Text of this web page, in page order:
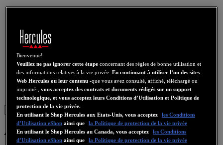
Stream
Audio sans fil
Enceintes
Contrôleurs DJ
Casques DJ
Enceintes DJ
Ancienne collection
Webcams Cartes Son WiFi CPL eCafé Cartes Video
Sign in
Ancienne collection
Bienvenue!
Veuillez ne pas ignorer cette étape concernant des règles de bonne utilisation et
des informations relatives à la vie privée.En continuant à utiliser l’un des sites
Web Hercules ou leur contenu-que vous avez consulté, affiché, téléchargé ou
imprimé-,vous acceptez des contrats et documents rédigés sur un support
technologique, et vous acceptez leurs Conditions d’Utilisation et Politique de
protection de la vie privée.
En utilisant le Shop Hercules aux Etats-Unis, vous acceptez
les Conditions
d’Utilisation eShop ainsi que
la Politique de protection de la vie privée
En utilisant le Shop Hercules au Canada, vous acceptez
les Conditions
d’Utilisation eShop ainsi que
la Politique de protection de la vie privée